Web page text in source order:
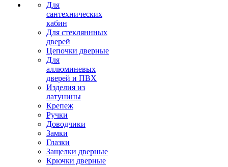
Для
сантехнических
кабин
Для стекляннных
дверей
Цепочки дверные
Для
аллюминевых
дверей и ПВХ
Изделия из
латунины
Крепеж
Ручки
Доводчики
Замки
Глазки
Защелки дверные
Крючки дверные